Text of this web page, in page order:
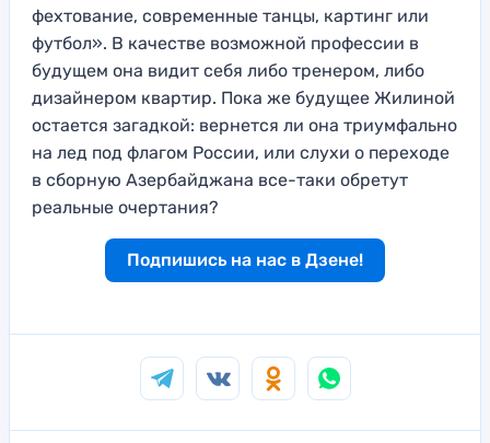
фехтование, современные танцы, картинг или
футбол». В качестве возможной профессии в
будущем она видит себя либо тренером, либо
дизайнером квартир. Пока же будущее Жилиной
остается загадкой: вернется ли она триумфально
на лед под флагом России, или слухи о переходе
в сборную Азербайджана все-таки обретут
реальные очертания?
Подпишись на нас в Дзене!